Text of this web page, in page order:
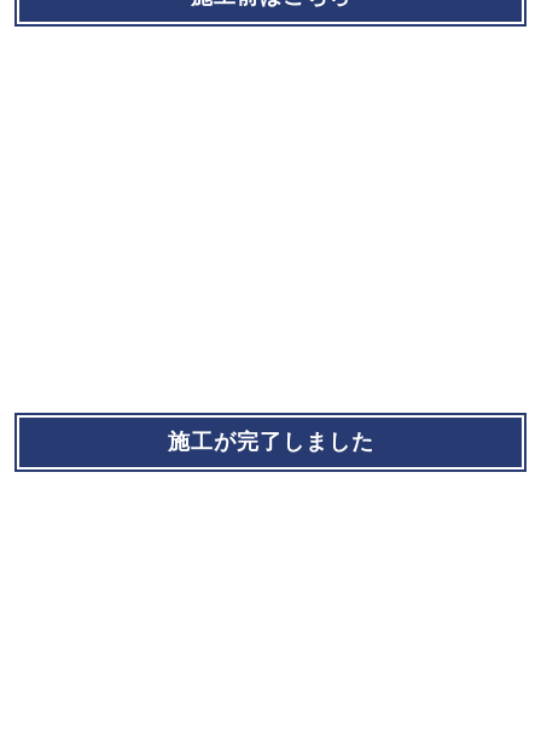
施工が完了しました